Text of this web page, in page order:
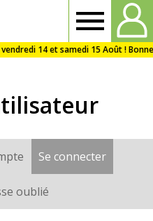
Se connecter(onglet
oublié